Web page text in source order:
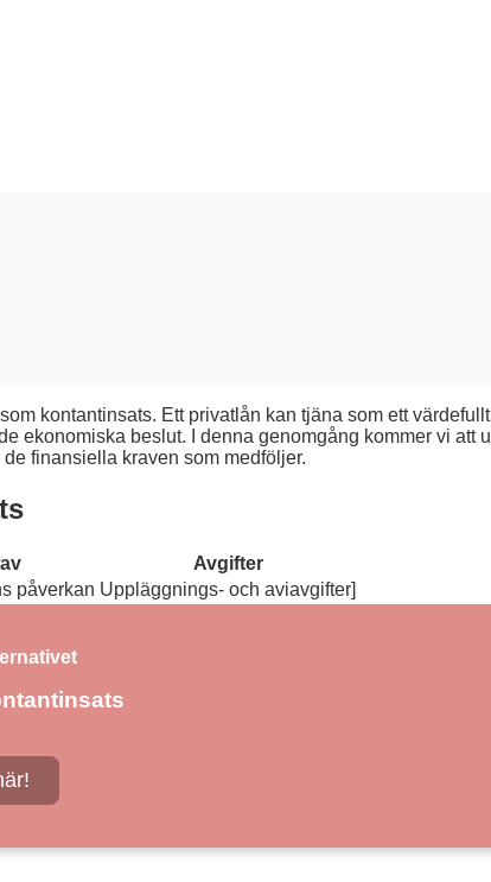
kontantinsats. Ett privatlån kan tjäna som ett
ekonomiska beslut. I denna genomgång kommer vi att
finansiella kraven som medföljer.
Avgifter
påverkan Uppläggnings- och aviavgifter]